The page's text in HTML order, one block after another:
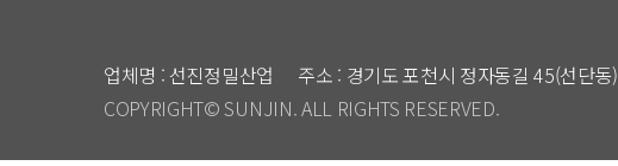
업체명 : 선진정밀산업 주소 : 경기도 포천시 정자동길 45(선단동)
COPYRIGHT© SUNJIN. ALL RIGHTS RESERVED.